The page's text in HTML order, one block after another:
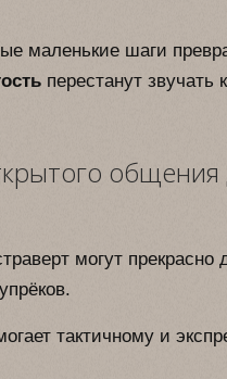
маленькие шаги
перестанут звучать
могут
тактичному и